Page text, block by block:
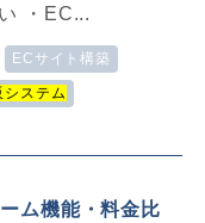
・EC...
ECサイト構築
システム
ム機能・料金比